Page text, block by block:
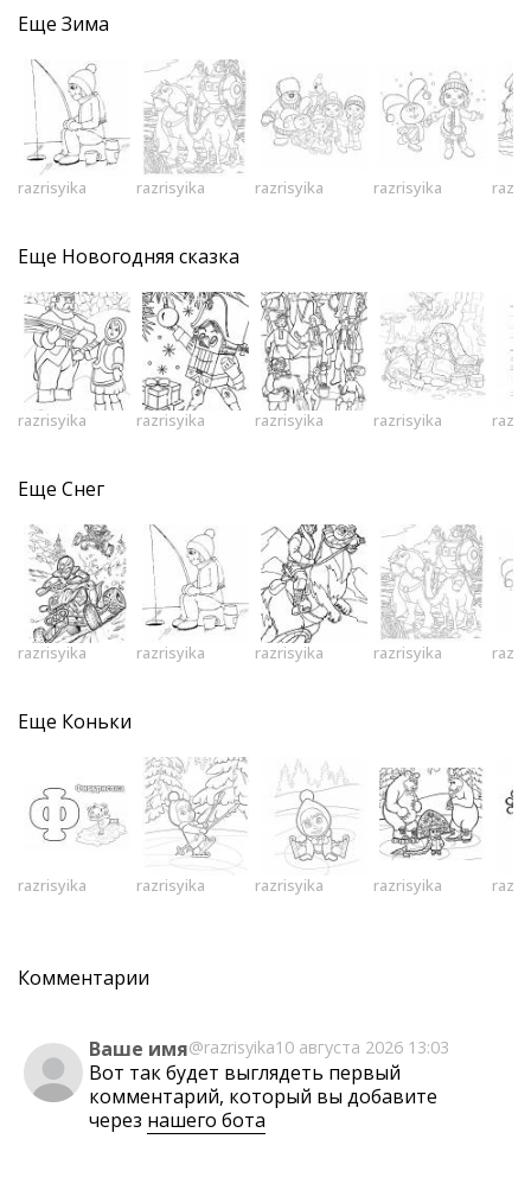
Еще Зима
razrisyika razrisyika razrisyika razrisyika
Еще Новогодняя сказка
razrisyika razrisyika razrisyika razrisyika
Еще Снег
razrisyika razrisyika razrisyika razrisyika
Еще Коньки
razrisyika razrisyika razrisyika razrisyika
Комментарии
Ваше имя@razrisyika10 августа 2026 13:03
Вот так будет выглядеть первый
комментарий, который вы добавите
через нашего бота